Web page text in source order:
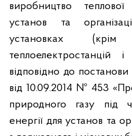
виробництво
установ та
установках (крім
теплоелектростанцій
відповідно до постанови
від 10.09.2014 № 453
природного газу під
енергії для установ та